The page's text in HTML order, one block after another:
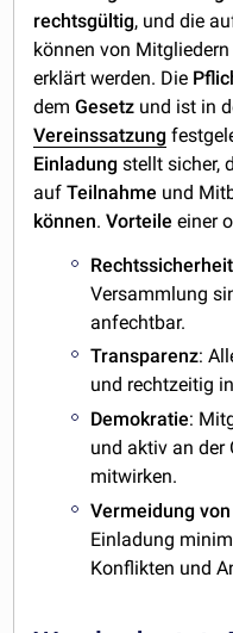
rechtsgültig, und die
können von
erklärt werden. Die
demGesetz und ist in
Vereinssatzung
Einladung stellt sicher,
aufTeilnahme und
können.Vorteile einer
Rechtssicherheit
Versammlung
anfechtbar.
Transparenz:
und rechtzeitig
Demokratie:
und aktiv an der
mitwirken.
Vermeidung von
Einladung
Konflikten und